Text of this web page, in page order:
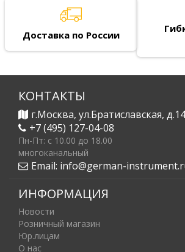
Доставка по России
КОНТАКТЫ
г.Москва, ул.Братиславская, д.14
+7 (495) 127-04-08
Пн-Пт: c 10.00 до 18.00
многоканальный
Email: info@german-
ИНФОРМАЦИЯ
Новости
Розничный магазин
Юр.лицам
О нас